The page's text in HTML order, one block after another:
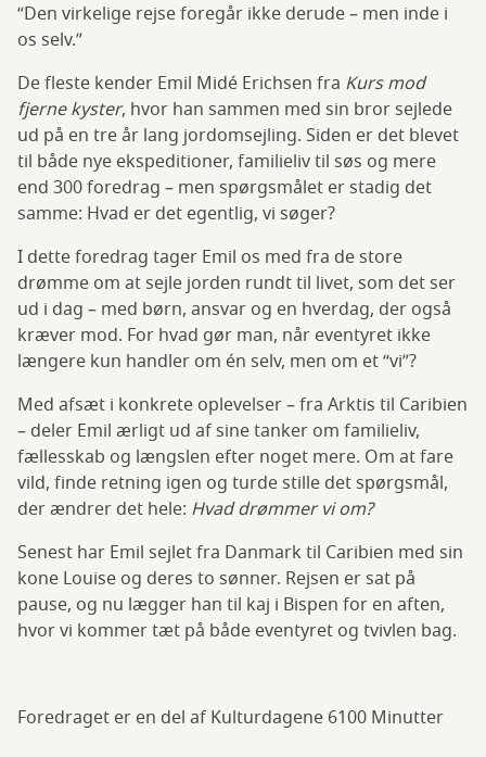
“Den virkelige rejse foregår ikke derude – men inde i
os selv.”
De fleste kender Emil Midé Erichsen fra Kurs mod
fjerne kyster, hvor han sammen med sin bror sejlede
ud på en tre år lang jordomsejling. Siden er det blevet
til både nye ekspeditioner, familieliv til søs og mere
end 300 foredrag – men spørgsmålet er stadig det
samme: Hvad er det egentlig, vi søger?
I dette foredrag tager Emil os med fra de store
drømme om at sejle jorden rundt til livet, som det ser
ud i dag – med børn, ansvar og en hverdag, der også
kræver mod. For hvad gør man, når eventyret ikke
længere kun handler om én selv, men om et “vi”?
Med afsæt i konkrete oplevelser – fra Arktis til Caribien
– deler Emil ærligt ud af sine tanker om familieliv,
fællesskab og længslen efter noget mere. Om at fare
vild, finde retning igen og turde stille det spørgsmål,
der ændrer det hele: Hvad drømmer vi om?
Senest har Emil sejlet fra Danmark til Caribien med sin
kone Louise og deres to sønner. Rejsen er sat på
pause, og nu lægger han til kaj i Bispen for en aften,
hvor vi kommer tæt på både eventyret og tvivlen bag.
Foredraget er en del af Kulturdagene 6100 Minutter